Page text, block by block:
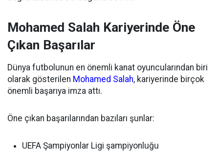
Mohamed Salah Kariyerinde Öne
Çıkan Başarılar
Dünya futbolunun en önemli kanat oyuncularından biri
olarak gösterilen Mohamed Salah, kariyerinde birçok
önemli başarıya imza attı.
Öne çıkan başarılarından bazıları şunlar:
UEFA Şampiyonlar Ligi şampiyonluğu